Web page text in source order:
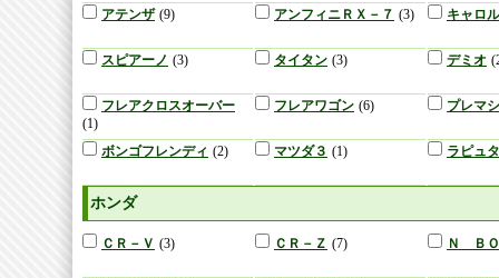
アテンザ (9) アンフィニＲＸ－７ (3) キャロル
スピアーノ (3) タイタン (3) デミオ
フレアクロスオーバー
(1)
フレアワゴン (6) プレマ
ボンゴフレンディ (2) マツダ３ (1) ラピュタ
ホンダ
ＣＲ－Ｖ (3) ＣＲ－Ｚ (7) Ｎ Ｂ